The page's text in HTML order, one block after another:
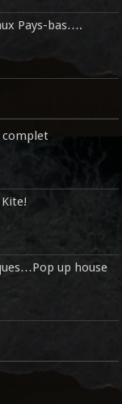
Pays-bas….
complet
up house